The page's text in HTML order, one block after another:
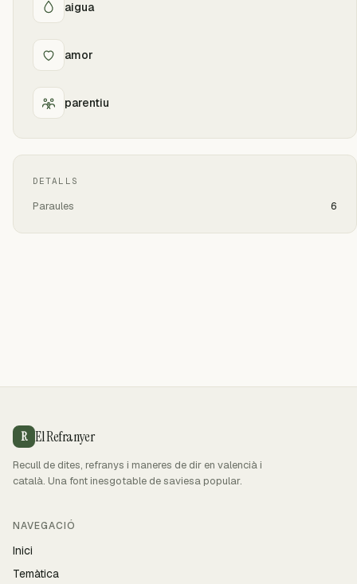
aigua
amor
parentiu
DETALLS
Paraules 6
R El Refranyer
Recull de dites, refranys i maneres de dir en valencià i
català. Una font inesgotable de saviesa popular.
NAVEGACIÓ
Inici
Temàtica